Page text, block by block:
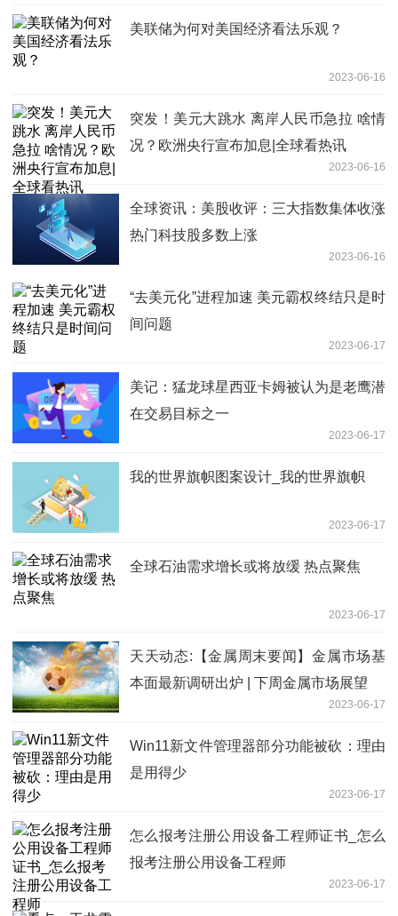
美联储为何对美国经济看法乐观？
2023-06-16
突发！美元大跳水 离岸人民币急拉 啥情
况？欧洲央行宣布加息|全球看热讯
2023-06-16
全球资讯：美股收评：三大指数集体收涨
热门科技股多数上涨
2023-06-16
“去美元化”进程加速 美元霸权终结只是时
间问题
2023-06-17
美记：猛龙球星西亚卡姆被认为是老鹰潜
在交易目标之一
2023-06-17
我的世界旗帜图案设计_我的世界旗帜
2023-06-17
全球石油需求增长或将放缓 热点聚焦
2023-06-17
天天动态:【金属周末要闻】金属市场基
本面最新调研出炉 | 下周金属市场展望
2023-06-17
Win11新文件管理器部分功能被砍：理由
是用得少
2023-06-17
怎么报考注册公用设备工程师证书_怎么
报考注册公用设备工程师
2023-06-17